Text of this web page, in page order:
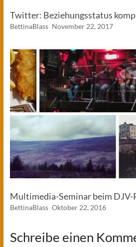
Twitter: Beziehungsstatus
BettinaBlass November 22, 2017
Multimedia-Seminar beim DJV-
BettinaBlass Oktober 22, 2016
Schreibe einen